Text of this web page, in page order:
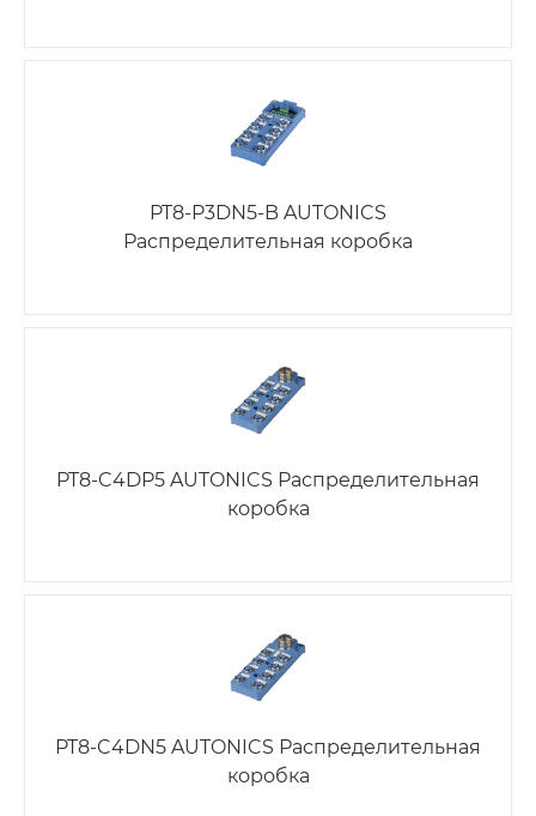
PT8-P3DN5-B AUTONICS
Распределительная коробка
PT8-C4DP5 AUTONICS Распределительная
коробка
PT8-C4DN5 AUTONICS Распределительная
коробка